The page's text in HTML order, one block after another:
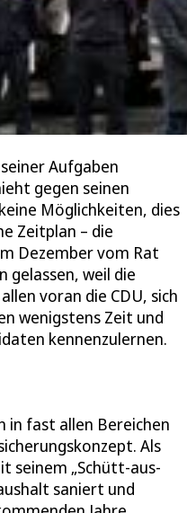
Aufgaben
gegen seinen
Möglichkeiten, dies
Zeitplan – die
Dezember vom Rat
gelassen, weil die
voran die CDU, sich
wenigstens Zeit und
kennenzulernen.
in fast allen Bereichen
Als
seinem „Schütt-aus-
saniert und